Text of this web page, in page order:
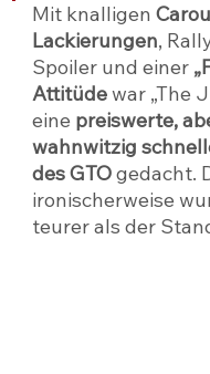
Mit knalligen
Lackierungen,
Spoiler und einer
Attitüde war „The
eine preiswerte,
wahnwitzig
des GTO gedacht.
ironischerweise
teurer als der